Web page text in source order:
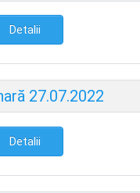
Detalii
27.07.2022
Detalii